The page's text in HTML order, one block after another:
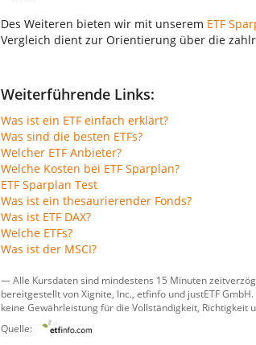
Des Weiteren bieten wir mit unserem ETF
Vergleich dient zur Orientierung über die
Weiterführende Links:
Was ist ein ETF einfach erklärt?
Was sind die besten ETFs?
Welcher ETF Anbieter?
Welche Kosten bei ETF Sparplan?
ETF Sparplan Test
Was ist ein thesaurierender Fonds?
Was ist ETF DAX?
Welche ETFs?
Was ist der MSCI?
— Alle Kursdaten sind mindestens 15 Minuten
bereitgestellt vonXignite, Inc. etfinfo und justETF GmbH
keine Gewährleistung für die Vollständigkeit, Richtigkeit
Quelle: